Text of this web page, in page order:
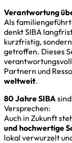
Verantwortung
Als
denkt SIBA
kurzfristig,
getroffen. Dieses
Partnern und
weltweit.
80 Jahre SIBA
Versprechen:
Auch in Zukunft
und hochwertige
lokal verwurzelt